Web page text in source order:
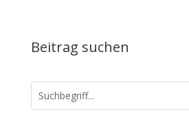
Beitrag suchen